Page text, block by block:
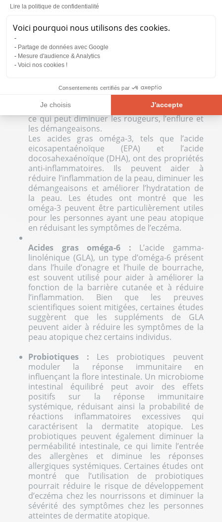
Lire la politique de confidentialité
Voici pourquoi nous utilisons des cookies.
Partage de données avec Google
Mesure d'audience & Analytics
Voici nos cookies !
Consentements certifiés par
Je choisis J'accepte
Axeptio consent
Plateforme de Gestion du Consentement : Personnalisez vos
Notre plateforme vous permet d'adapter et de gérer vos
inflammatoire chronique. Certains compléments
peuvent aider à réduire l’inflammation et à
moduler la réponse immunitaire de manière
Acides gras oméga-3
propriétés anti-inflammatoires. Ils agissent en
inflammatoires, telles que l’interleukine-1 (IL-
α), et d’autres médiateurs de l’inflammation,
ce qui peut diminuer les rougeurs, l’enflure et
les démangeaisons.
Les acides gras oméga-3, tels que l’acide
eicosapentaénoïque (EPA) et l’acide
docosahexaénoïque (DHA), ont des propriétés
anti-inflammatoires. Ils peuvent aider à
réduire l’inflammation de la peau, diminuer les
démangeaisons et améliorer l’hydratation de
la peau. Les études ont montré que les
oméga-3 peuvent être particulièrement utiles
pour les personnes ayant une peau atopique
en réduisant les symptômes de l’eczéma.
Acides gras oméga-6 : L’acide gamma-
linolénique (GLA), un type d’oméga-6 présent
dans l’huile d’onagre et l’huile de bourrache,
est souvent utilisé pour aider à améliorer la
fonction de la barrière cutanée et à réduire
l’inflammation. Bien que les preuves
scientifiques soient mitigées, certaines études
suggèrent que les suppléments de GLA
peuvent aider à réduire les symptômes de la
peau atopique chez certains individus.
Probiotiques : Les probiotiques peuvent
moduler la réponse immunitaire en
influençant la flore intestinale. Un microbiome
intestinal équilibré peut avoir des effets
positifs sur la réponse immunitaire
systémique, réduisant ainsi la probabilité de
réactions inflammatoires excessives qui
caractérisent la dermatite atopique. Les
probiotiques peuvent également diminuer la
perméabilité intestinale, ce qui limite l’entrée
des allergènes et diminue les réponses
allergiques systémiques. Certaines études ont
montré que l’utilisation de probiotiques
pourrait réduire le risque de développement
d’eczéma chez les nourrissons et diminuer la
sévérité des symptômes chez les personnes
atteintes de dermatite atopique.